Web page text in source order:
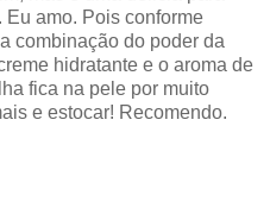
amo. Pois conforme
combinação do poder da
hidratante e o aroma de
fica na pele por muito
e estocar! Recomendo.